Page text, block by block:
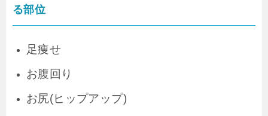
る部位
足痩せ
お腹回り
お尻(ヒップアップ)